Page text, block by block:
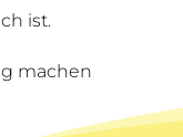
ist.
machen